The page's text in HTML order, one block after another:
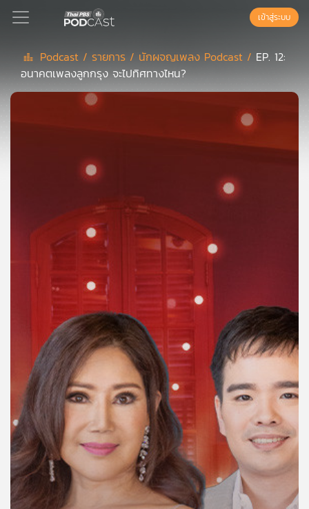
Podcast
เพล
เพลง
บทความ
ข่าว
และ
กิจกรรม
เข้าสู่ระบบ
Podcast / รายการ / นักผจญเพลง Podcast / EP. 12:
อนาคตเพลงลูกกรุง จะไปทิศทางไหน?